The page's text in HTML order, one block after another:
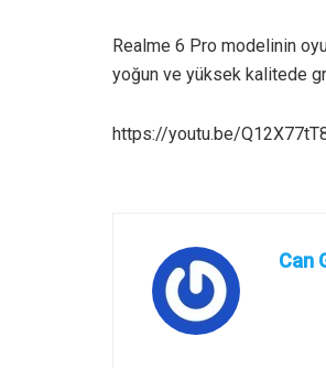
Realme 6 Pro modelinin
yoğun ve yüksek kalitede
https://youtu.be/
Can